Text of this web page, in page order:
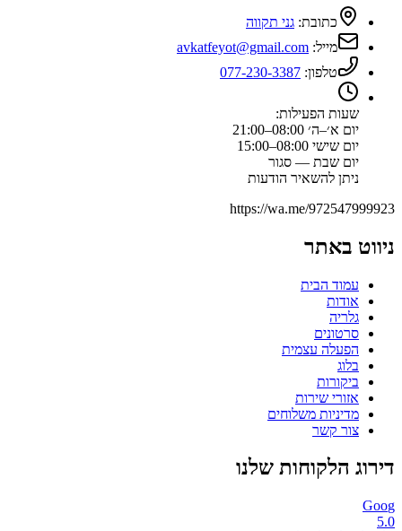
כתובת: גני תקווה
מייל: avkatfeyot@gmail.com
טלפון: 077-230-3387
שעות הפעילות:
יום א׳–ה׳ 08:00–21:00
יום שישי 08:00–15:00
יום שבת — סגור
ניתן להשאיר הודעות
https://wa.me/972547999923
ניווט באתר
עמוד הבית
אודות
גלריה
סרטונים
הפעלה עצמית
בלוג
ביקורות
אזורי שירות
מדיניות משלוחים
צור קשר
דירוג הלקוחות שלנו
Goog
5.0